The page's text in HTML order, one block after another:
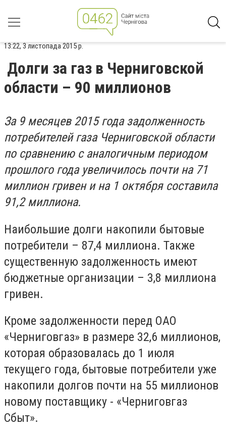
13:22, 3 листопада 2015 р.
Долги за газ в Черниговской
области – 90 миллионов
За 9 месяцев 2015 года задолженность
потребителей газа Черниговской области
по сравнению с аналогичным периодом
прошлого года увеличилось почти на 71
миллион гривен и на 1 октября составила
91,2 миллиона.
Наибольшие долги накопили бытовые
потребители – 87,4 миллиона. Также
существенную задолженность имеют
бюджетные организации – 3,8 миллиона
гривен.
Кроме задолженности перед ОАО
«Черниговгаз» в размере 32,6 миллионов,
которая образовалась до 1 июля
текущего года, бытовые потребители уже
накопили долгов почти на 55 миллионов
новому поставщику - «Черниговгаз
Сбыт».